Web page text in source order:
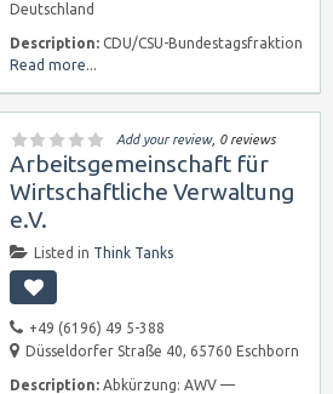
Deutschland
Description: CDU/CSU-Bundestagsfraktion
Read more...
Add your review, 0 reviews
Arbeitsgemeinschaft für
Wirtschaftliche Verwaltung
e.V.
Listed in Think Tanks
+49 (6196) 49 5-388
Düsseldorfer Straße 40, 65760 Eschborn
Description: Abkürzung: AWV —